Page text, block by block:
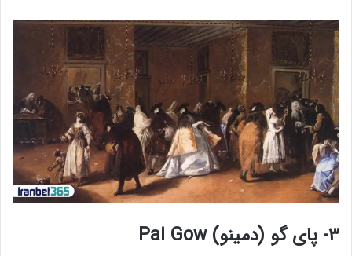
۳- پای گو (دمینو) Pai Gow